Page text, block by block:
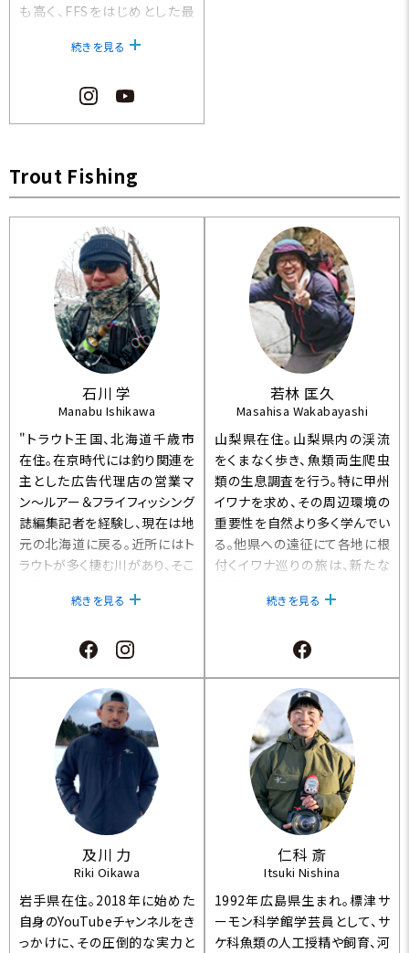
も高く、FFSをはじめとした最
2025 MLF ELITE Champion
SHIP [Lago di Pusiano] 1位
続きを見る
Trout Fishing
石川 学
Manabu Ishikawa
"トラウト王国、北海道千歳市
在住。在京時代には釣り関連を
主とした広告代理店の営業マ
ン～ルアー＆フライフィッシング
誌編集記者を経験し、現在は地
元の北海道に戻る。近所にはト
ラウトが多く棲む川があり、そこ
経験はまさに""渓流オタ
音楽ではハードロック、ヘヴィメ
友関係で日々、大人の川遊びに
勤しむ。最近は魚たちのより深
い生態や彼らを取り巻く環境問
題にも関心が高い。"
続きを見る
若林 匡久
Masahisa Wakabayashi
山梨県在住。山梨県内の渓流
をくまなく歩き、魚類両生爬虫
類の生息調査を行う。特に甲州
イワナを求め、その周辺環境の
重要性を自然より多く学んでい
る。他県への遠征にて各地に根
付くイワナ巡りの旅は、新たな
イベント、フィールドガイド、雑
釣果にとらわれず自然を身体
楽しく過ごすかを思い描く。また
釣りを通して見えてくる自然環
境を分かり易く、少しでも裾野
を広げて、未来へ繋ぐ一助にな
れば幸いと思う。【養老の森実
行委員、やまなし淡水生物研究
(調査)会、山梨県峡東漁業協同
組合・大和地区組合員、Mount
ain stream fishers】
続きを見る
及川 力
Riki Oikawa
岩手県在住。2018年に始めた
自身のYouTubeチャンネルをき
っかけに、その圧倒的な実力と
仁科 斎
Itsuki Nishina
1992年広島県生まれ。標津サ
ーモン科学館学芸員として、サ
ケ科魚類の人工授精や飼育、河